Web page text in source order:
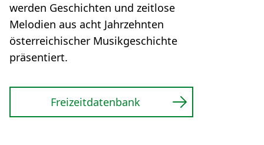
werden Geschichten und zeitlose
Melodien aus acht Jahrzehnten
österreichischer Musikgeschichte
präsentiert.
Freizeitdatenbank